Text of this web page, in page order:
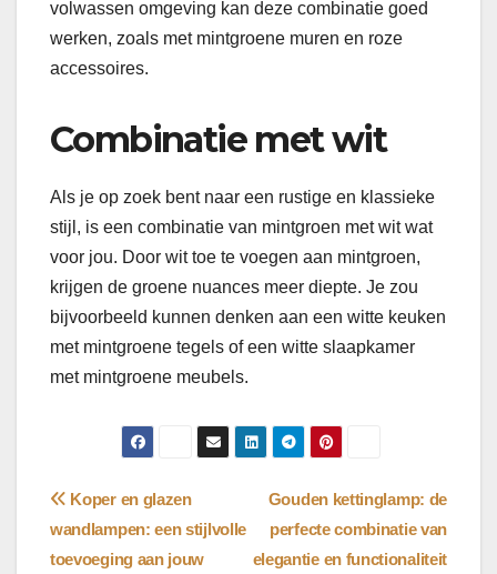
volwassen omgeving kan deze combinatie goed
werken, zoals met mintgroene muren en roze
accessoires.
Combinatie met wit
Als je op zoek bent naar een rustige en klassieke
stijl, is een combinatie van mintgroen met wit wat
voor jou. Door wit toe te voegen aan mintgroen,
krijgen de groene nuances meer diepte. Je zou
bijvoorbeeld kunnen denken aan een witte keuken
met mintgroene tegels of een witte slaapkamer
met mintgroene meubels.
Bericht
navigatie
Gouden kettinglamp: de
perfecte combinatie van
elegantie en functionaliteit
Koper en glazen
wandlampen: een stijlvolle
toevoeging aan jouw